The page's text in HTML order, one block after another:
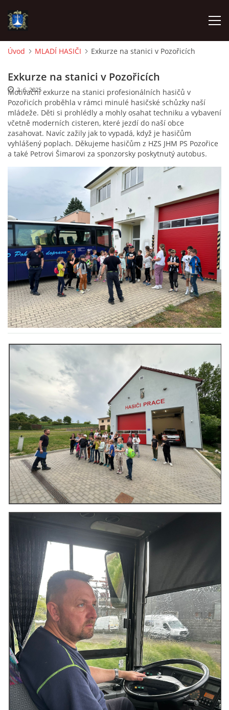
AKTUALITY
VÝJEZDY
INFORMACE JEDNOTKY »
OZNAČENÍ HASIČSKÉ TECHNIKY
HYDRANTY
FOTOALBUM
MLADÍ HASIČI
PRO ČLENY (ZAMČENO)
KONTAKT
SDH Prace
PRACE
Vinohrádky 373
737361186 , 732851414
cenekji@seznam.cz
© 2026 eStránky.cz |RSS|Tisk|Nahoru ↑
Úvod MLADÍ HASIČI Exkurze na stanici v Pozořicích
Exkurze na stanici v Pozořicích
Motivační exkurze na stanici profesionálních hasičů v
Pozořicích proběhla v rámci minulé hasičské schůzky naší
mládeže. Děti si prohlédly a mohly osahat techniku a vybavení
včetně moderních cisteren, které jezdí do naší obce
zasahovat. Navíc zažily jak to vypadá, když je hasičům
vyhlášený poplach. Děkujeme hasičům z HZS JHM PS Pozořice
a také Petrovi Šimarovi za sponzorsky poskytnutý autobus.
2. 6. 2025